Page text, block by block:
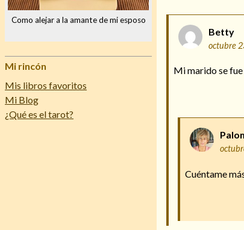
Como alejar a la amante de mi esposo
Mi rincón
Mis libros favoritos
Mi Blog
¿Qué es el tarot?
Betty
octubre
Mi marido se fue
Cuéntame